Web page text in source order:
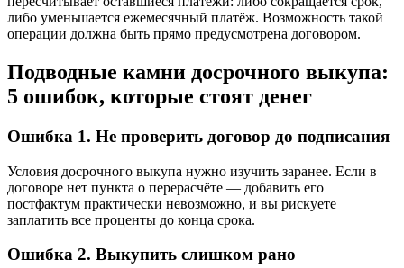
либо уменьшается ежемесячный платёж. Возможность такой
операции должна быть прямо предусмотрена договором.
Подводные камни досрочного выкупа:
5 ошибок, которые стоят денег
Ошибка 1. Не проверить договор до подписания
Условия досрочного выкупа нужно изучить заранее. Если в
договоре нет пункта о перерасчёте — добавить его
постфактум практически невозможно, и вы рискуете
заплатить все проценты до конца срока.
Ошибка 2. Выкупить слишком рано